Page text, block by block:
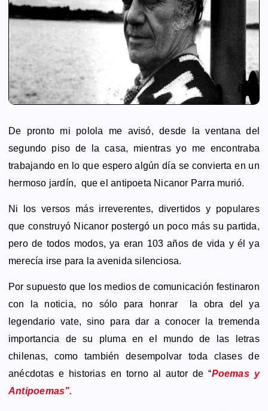
De pronto mi polola me avisó, desde la ventana del
segundo piso de la casa, mientras yo me encontraba
trabajando en lo que espero algún día se convierta en un
hermoso jardín, que el antipoeta Nicanor Parra murió.
Ni los versos más irreverentes, divertidos y populares
que construyó Nicanor postergó un poco más su partida,
pero de todos modos, ya eran 103 años de vida y él ya
merecía irse para la avenida silenciosa.
Por supuesto que los medios de comunicación festinaron
con la noticia, no sólo para honrar la obra del ya
legendario vate, sino para dar a conocer la tremenda
importancia de su pluma en el mundo de las letras
chilenas, como también desempolvar toda clases de
anécdotas e historias en torno al autor de “Poemas y
Antipoemas”.